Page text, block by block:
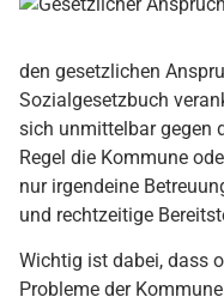
den gesetzlichen
Sozialgesetzbuch
sich unmittelbar gegen
Regel die Kommune
nur irgendeine
und rechtzeitige
Wichtig ist dabei, dass
Probleme der